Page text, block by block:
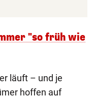
"so früh wie
läuft – und je
hoffen auf